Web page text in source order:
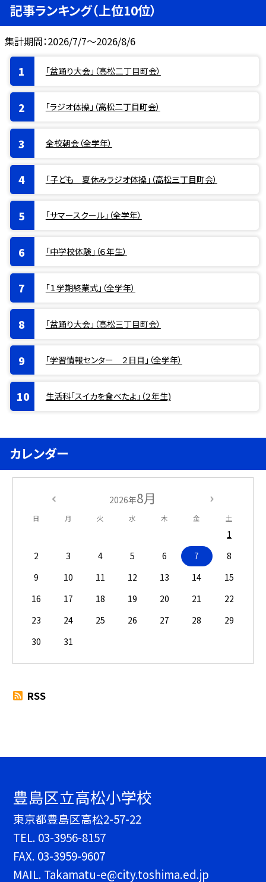
記事ランキング（上位10位）
集計期間：2026/7/7～2026/8/6
「盆踊り大会」（高松二丁目町会）
「ラジオ体操」（高松二丁目町会）
全校朝会（全学年）
「子ども 夏休みラジオ体操」（高松三丁目町会）
「サマースクール」（全学年）
「中学校体験」（６年生）
「１学期終業式」（全学年）
「盆踊り大会」（高松三丁目町会）
「学習情報センター ２日目」（全学年）
生活科「スイカを食べたよ」（２年生)
カレンダー
2026年8月
日 月 火 水 木 金 土
1
2
3 4 5 6 7
8
9
10 11 12 13 14
15
16
17 18 19 20 21
22
23
24 25 26 27 28
29
30
31
RSS
豊島区立高松小学校
東京都豊島区高松2-57-22
TEL. 03-3956-8157
FAX. 03-3959-9607
MAIL. Takamatu-e@city.toshima.ed.jp